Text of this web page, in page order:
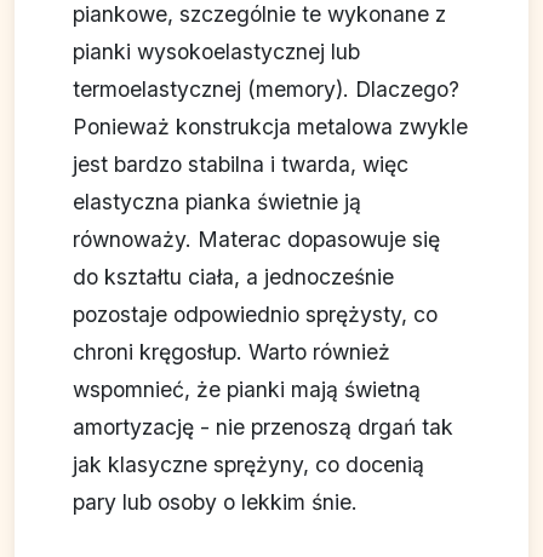
piankowe, szczególnie te wykonane z
pianki wysokoelastycznej lub
termoelastycznej (memory). Dlaczego?
Ponieważ konstrukcja metalowa zwykle
jest bardzo stabilna i twarda, więc
elastyczna pianka świetnie ją
równoważy. Materac dopasowuje się
do kształtu ciała, a jednocześnie
pozostaje odpowiednio sprężysty, co
chroni kręgosłup. Warto również
wspomnieć, że pianki mają świetną
amortyzację - nie przenoszą drgań tak
jak klasyczne sprężyny, co docenią
pary lub osoby o lekkim śnie.